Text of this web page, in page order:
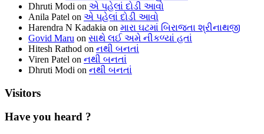
Dhruti Modi on એ પહેલાં દોડી આવો
Anila Patel on એ પહેલાં દોડી આવો
Harendra N Kadakia on મારા ઘટમાં બિરાજતા શ્રીનાથજી
Govid Maru on સાથે લઈ અમે નીકળ્યાં હતાં
Hitesh Rathod on નથી બનતાં
Viren Patel on નથી બનતાં
Dhruti Modi on નથી બનતાં
Visitors
Have you heard ?